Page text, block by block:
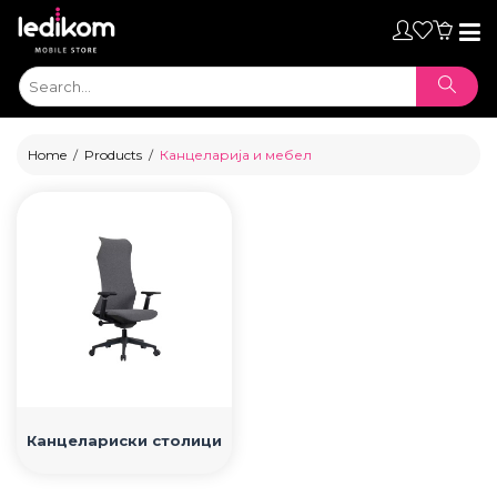
Home Products Канцеларија и мебел
Канцелариски столици